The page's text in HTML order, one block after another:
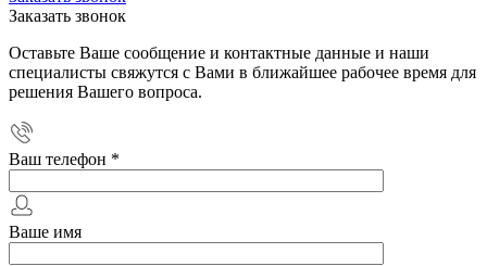
Заказать звонок
Оставьте Ваше сообщение и контактные данные и наши
специалисты свяжутся с Вами в ближайшее рабочее время для
решения Вашего вопроса.
Ваш телефон *
Ваше имя